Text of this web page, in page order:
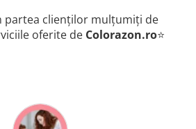
partea clienților mulțumiți de
oferite de Colorazon.ro⭐